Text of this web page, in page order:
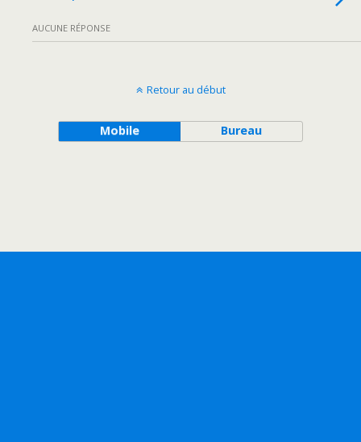
AUCUNE RÉPONSE
Retour au début
Mobile Bureau